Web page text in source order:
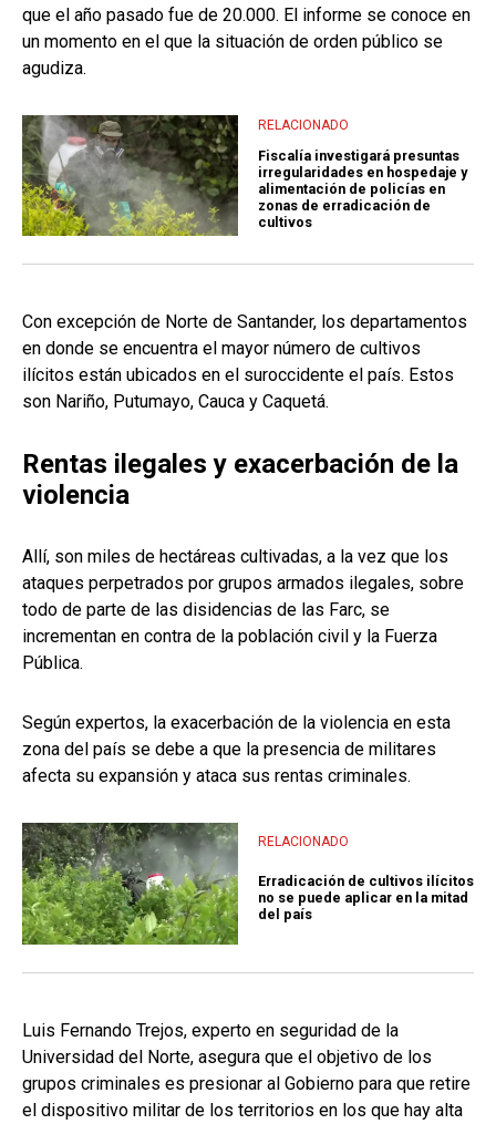
que el año pasado fue de 20.000. El informe se conoce en
un momento en el que la situación de orden público se
agudiza.
RELACIONADO
Fiscalía investigará presuntas
irregularidades en hospedaje y
alimentación de policías en
zonas de erradicación de
cultivos
Con excepción de Norte de Santander, los departamentos
en donde se encuentra el mayor número de cultivos
ilícitos están ubicados en el suroccidente el país. Estos
son Nariño, Putumayo, Cauca y Caquetá.
Rentas ilegales y exacerbación de la
violencia
Allí, son miles de hectáreas cultivadas, a la vez que los
ataques perpetrados por grupos armados ilegales, sobre
todo de parte de las disidencias de las Farc, se
incrementan en contra de la población civil y la Fuerza
Pública.
Según expertos, la exacerbación de la violencia en esta
zona del país se debe a que la presencia de militares
afecta su expansión y ataca sus rentas criminales.
RELACIONADO
Erradicación de cultivos ilícitos
no se puede aplicar en la mitad
del país
Luis Fernando Trejos, experto en seguridad de la
Universidad del Norte, asegura que el objetivo de los
grupos criminales es presionar al Gobierno para que retire
el dispositivo militar de los territorios en los que hay alta